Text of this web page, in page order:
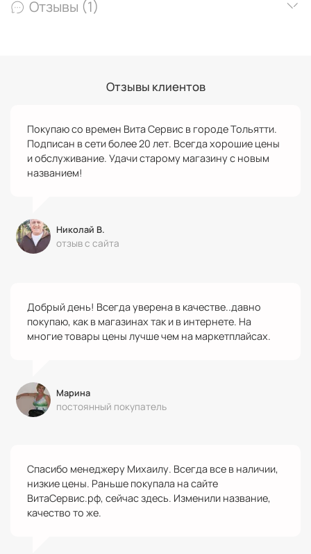
Отзывы (1)
Отзывы клиентов
Покупаю со времен Вита Сервис в городе Тольятти.
Подписан в сети более 20 лет. Всегда хорошие цены
и обслуживание. Удачи старому магазину с новым
названием!
Николай В.
отзыв с сайта
Добрый день! Всегда уверена в качестве..давно
покупаю, как в магазинах так и в интернете. На
многие товары цены лучше чем на маркетплайсах.
Марина
постоянный покупатель
Спасибо менеджеру Михаилу. Всегда все в наличии,
низкие цены. Раньше покупала на сайте
ВитаСервис.рф, сейчас здесь. Изменили название,
качество то же.